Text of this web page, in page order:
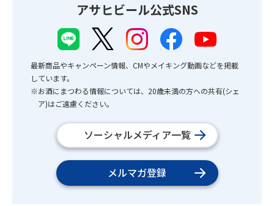
アサヒビール公式SNS
最新商品やキャンペーン情報、CMやメイキング動画などを掲載
しています。
※お酒にまつわる情報については、20歳未満の方への共有(シェ
ア)はご遠慮ください。
ソーシャルメディア一覧
メルマガ登録